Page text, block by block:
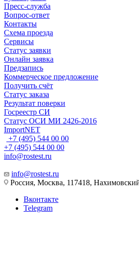
Пресс-служба
Вопрос-ответ
Контакты
Схема проезда
Сервисы
Статус заявки
Онлайн заявка
Предзапись
Коммерческое предложение
Получить счёт
Статус заказа
Результат поверки
Госреестр СИ
Статус ОСИ МИ 2426-2016
ImportNET
+7 (495) 544 00 00
+7 (495) 544 00 00
info@rostest.ru
info@rostest.ru
Россия, Москва, 117418,
Вконтакте
Telegram